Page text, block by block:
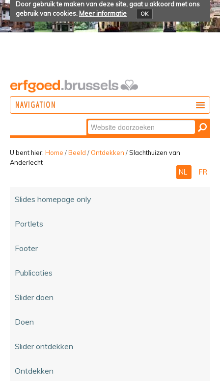
Door gebruik te maken van deze site, gaat u akkoord met ons
gebruik van cookies. Meer informatie OK
NAVIGATION
BELEVEN
Zoek
Geavanceerd
zoeken...
U bent hier: Home /Beeld / Ontdekken /Slachthuizen van
Anderlecht
NL FR
Slides homepage only
Portlets
Footer
Publicaties
Slider doen
Doen
Slider ontdekken
Ontdekken